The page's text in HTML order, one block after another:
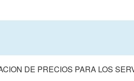
DE PRECIOS PARA LOS